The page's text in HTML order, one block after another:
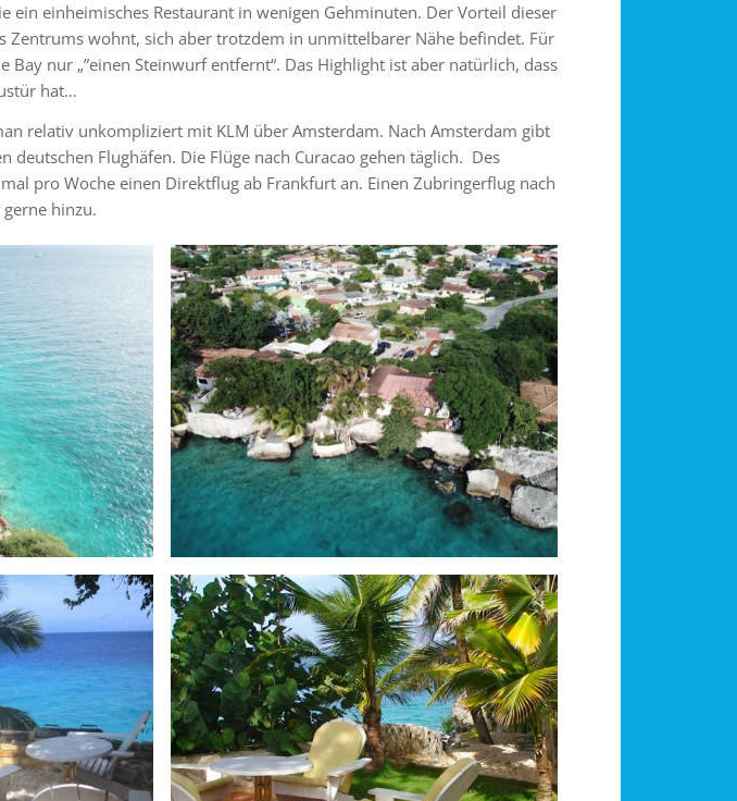
ein einheimisches Restaurant in wenigen Gehminuten. Der Vorteil dieser
Zentrums wohnt, sich aber trotzdem in unmittelbarer Nähe befindet. Für
Bay nur „”einen Steinwurf entfernt“. Das Highlight ist aber natürlich, dass
hat…
relativ unkompliziert mit KLM über Amsterdam. Nach Amsterdam gibt
deutschen Flughäfen. Die Flüge nach Curacao gehen täglich. Des
pro Woche einen Direktflug ab Frankfurt an. Einen Zubringerflug nach
hinzu.